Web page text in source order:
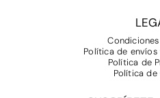
Política de
Política de
Política de